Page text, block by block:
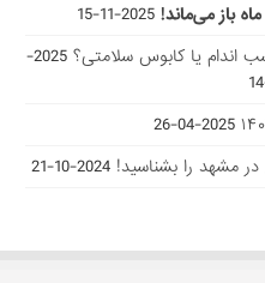
باز می‌ماند! 2025-11-15
اندام یا کابوس سلامتی؟
2025-
2025-04-26
2024-10-21